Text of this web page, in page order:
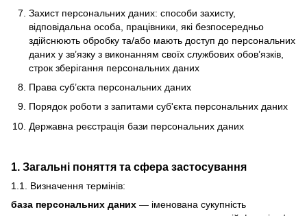
Захист персональних даних: способи захисту,
відповідальна особа, працівники, які безпосередньо
здійснюють обробку та/або мають доступ до персональних
даних у зв’язку з виконанням своїх службових обов’язків,
строк зберігання персональних даних
Права суб’єкта персональних даних
Порядок роботи з запитами суб'єкта персональних даних
Державна реєстрація бази персональних даних
1. Загальні поняття та сфера застосування
1.1. Визначення термінів:
база персональних даних — іменована сукупність